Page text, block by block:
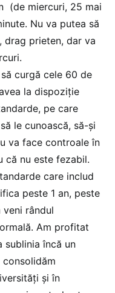
(de miercuri, 25 mai
Nu va putea să
drag prieten, dar va
curgă cele 60 de
la dispoziție
pe care
le cunoască, să-și
va face controale în
că nu este fezabil.
care includ
peste 1 an, peste
veni rândul
Am profitat
sublinia încă un
și în